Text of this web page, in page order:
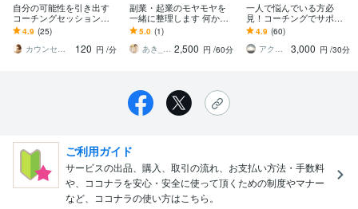
自分の可能性を引き出す
コーチングセッションし
ます 「やらない・決めな
い・続かない」から卒業
しよう♪
4.9 (25)
カウンセラー×コーチ＊ながと さとみ
120 円 /分
副業・起業のモヤモヤを
一緒に整理します 何から
始める？を60分で見える
化｜やさしく壁打ちしま
す
5.0 (1)
あき_ゼロイチ徹底伴走ディレクター 2,500 円 /60分
一人で悩んでいる方必
見！コーチングでサポー
トします 自分に自信を！
自分らしい人生を！コー
チングであなたを応援！
4.9 (60)
アクダイコーチング
3,000 円 /30分
ご利用ガイド
サービスの出品、購入、取引の流れ、お支払い方法・手数料
や、ココナラを安心・安全に使って頂くための制度やマナー
など、ココナラの使い方はこちら。